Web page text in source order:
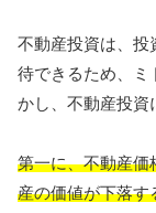
不動産投資は、投
待できるため、ミ
かし、不動産投資
第一に、不動産価
産の価値が下落す